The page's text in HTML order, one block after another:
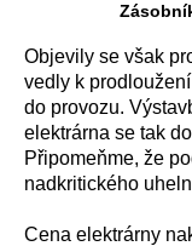
Objevily se však
vedly k
do provozu.
elektrárna se tak
Připomeňme, že
nadkritického
Cena elektrárny